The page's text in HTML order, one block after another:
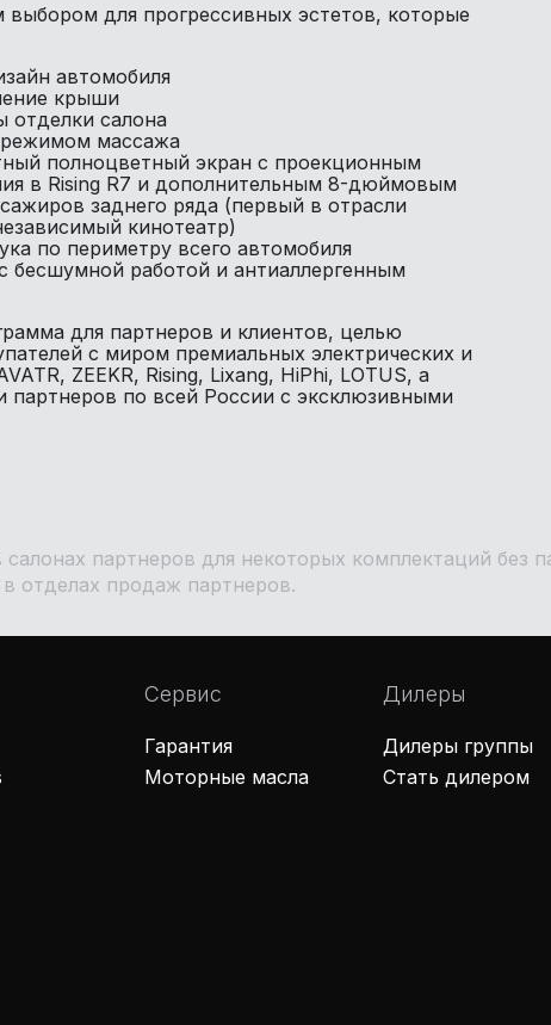
для прогрессивных эстетов, которые
автомобиля
крыши
отделки салона
массажа
полноцветный экран с проекционным
в Rising R7 и дополнительным 8-дюймовым
заднего ряда (первый в отрасли
кинотеатр)
по периметру всего автомобиля
бесшумной работой и антиаллергенным
для партнеров и клиентов, целью
с миром премиальных электрических и
ZEEKR, Rising, Lixang, HiPhi, LOTUS, а
партнеров по всей России с эксклюзивными
партнеров для некоторых комплектаций
отделах продаж партнеров.
Сервис
Гарантия
Моторные масла
Дилеры
Дилеры группы
Стать дилером